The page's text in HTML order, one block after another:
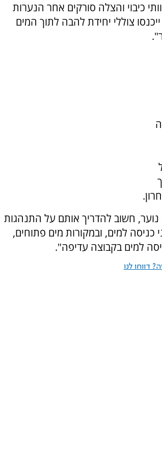
כיבוי והצלה סורקים אחר הנערות
צוללי יחידת להבה לתוך המים
נוער, חשוב להדריך אותם על התנהגות
למים, ובמקורות מים פתוחים,
למים בקבוצה עדיפה".
דווחו לנו